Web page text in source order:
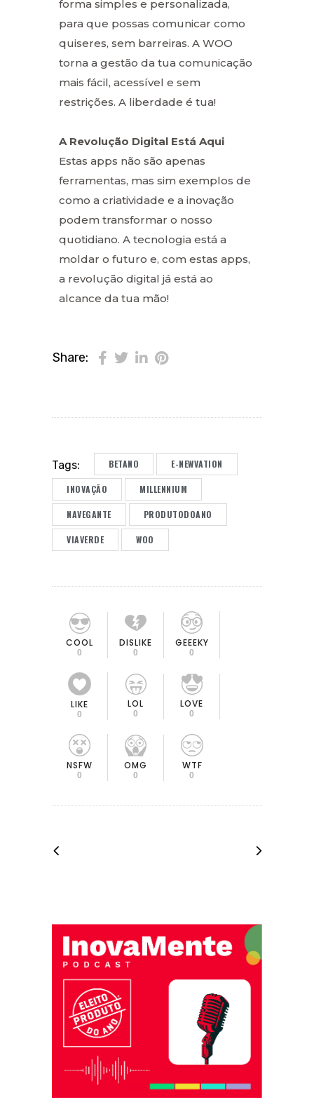
forma simples e personalizada,
para que possas comunicar como
quiseres, sem barreiras. A WOO
torna a gestão da tua comunicação
mais fácil, acessível e sem
restrições. A liberdade é tua!
A Revolução Digital Está Aqui
Estas apps não são apenas
ferramentas, mas sim exemplos de
como a criatividade e a inovação
podem transformar o nosso
quotidiano. A tecnologia está a
moldar o futuro e, com estas apps,
a revolução digital já está ao
alcance da tua mão!
Share:
Tags: BETANO E-NEWVATION
INOVAÇÃO MILLENNIUM
NAVEGANTE PRODUTODOANO
VIAVERDE WOO
COOL
0
DISLIKE
0
GEEEKY
0
LIKE
0
LOL
0
LOVE
0
NSFW
0
OMG
0
WTF
0